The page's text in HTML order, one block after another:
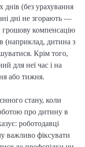
днів (без урахування
дні не згорають —
грошову компенсацію
(наприклад, дитина з
Крім того,
для неї час і на
або тижня.
стану, коли
про дитину в
роботодавці
важливо фіксувати